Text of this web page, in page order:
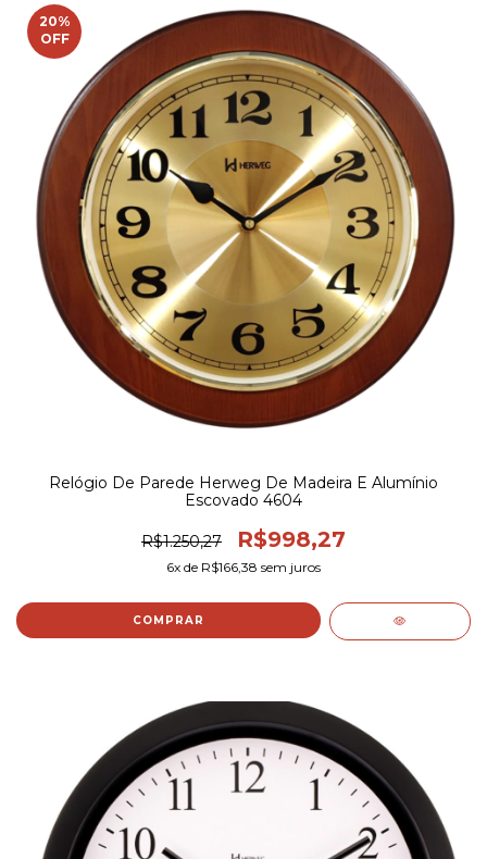
20%
OFF
Relógio De Parede Herweg De Madeira E Alumínio
Escovado 4604
R$1.250,27 R$998,27
6x de R$166,38 sem juros